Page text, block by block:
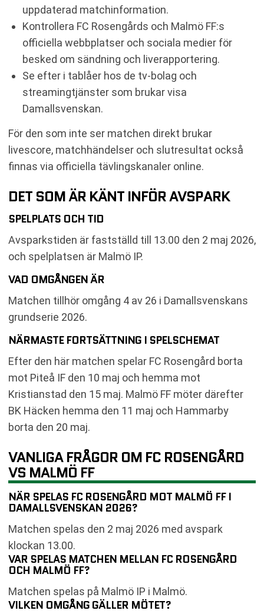
uppdaterad matchinformation.
Kontrollera FC Rosengårds och Malmö FF:s
officiella webbplatser och sociala medier för
besked om sändning och liverapportering.
Se efter i tablåer hos de tv-bolag och
streamingtjänster som brukar visa
Damallsvenskan.
För den som inte ser matchen direkt brukar
livescore, matchhändelser och slutresultat också
finnas via officiella tävlingskanaler online.
DET SOM ÄR KÄNT INFÖR AVSPARK
SPELPLATS OCH TID
Avsparkstiden är fastställd till 13.00 den 2 maj 2026,
och spelplatsen är Malmö IP.
VAD OMGÅNGEN ÄR
Matchen tillhör omgång 4 av 26 i Damallsvenskans
grundserie 2026.
NÄRMASTE FORTSÄTTNING I SPELSCHEMAT
Efter den här matchen spelar FC Rosengård borta
mot Piteå IF den 10 maj och hemma mot
Kristianstad den 15 maj. Malmö FF möter därefter
BK Häcken hemma den 11 maj och Hammarby
borta den 20 maj.
VANLIGA FRÅGOR OM FC ROSENGÅRD
VS MALMÖ FF
NÄR SPELAS FC ROSENGÅRD MOT MALMÖ FF I
DAMALLSVENSKAN 2026?
Matchen spelas den 2 maj 2026 med avspark
klockan 13.00.
VAR SPELAS MATCHEN MELLAN FC ROSENGÅRD
OCH MALMÖ FF?
Matchen spelas på Malmö IP i Malmö.
VILKEN OMGÅNG GÄLLER MÖTET?